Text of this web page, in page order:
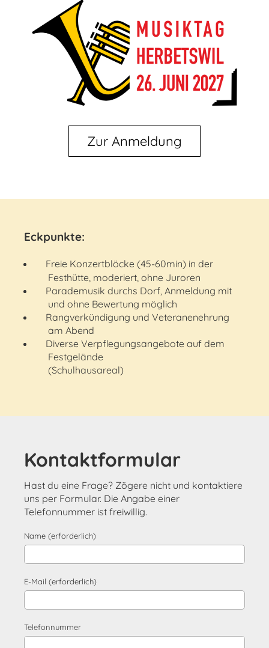
Zur Anmeldung
Eckpunkte:
Freie Konzertblöcke (45-60min) in der
Festhütte, moderiert, ohne Juroren
Parademusik durchs Dorf, Anmeldung mit
und ohne Bewertung möglich
Rangverkündigung und Veteranenehrung
am Abend
Diverse Verpflegungsangebote auf dem
Festgelände
(Schulhausareal)
Kontaktformular
Hast du eine Frage? Zögere nicht und kontaktiere
uns per Formular. Die Angabe einer
Telefonnummer ist freiwillig.
Name (erforderlich)
E-Mail (erforderlich)
Telefonnummer